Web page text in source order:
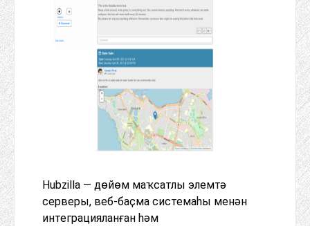
Hubzilla — дөйөм маҡсатлы элемтә
серверы, веб-баҫма системаһы менән
интеграцияланған һәм